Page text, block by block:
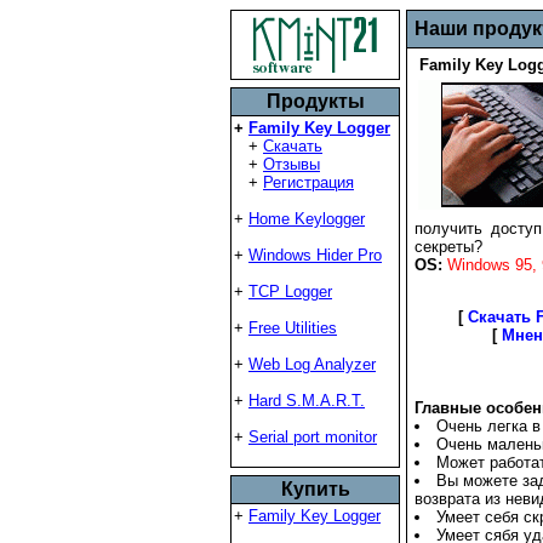
Продукты
+ Family Key Logger
+ Скачать
+ Отзывы
+ Регистрация
+ Home Keylogger
+ Windows Hider Pro
+ TCP Logger
+ Free Utilities
+ Web Log Analyzer
+ Hard S.M.A.R.T.
+ Serial port monitor
Купить
+ Family Key Logger
Наши
Family Key
получить
секреты?
OS: Windows 95,
[ Скачать
[
Главные
Очень легка
Очень
Может
Вы можете
возврата из
Умеет себя
Умеет сябя